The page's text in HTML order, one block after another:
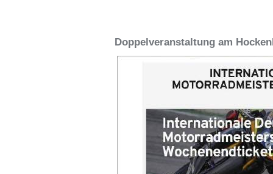
Doppelveranstaltung am